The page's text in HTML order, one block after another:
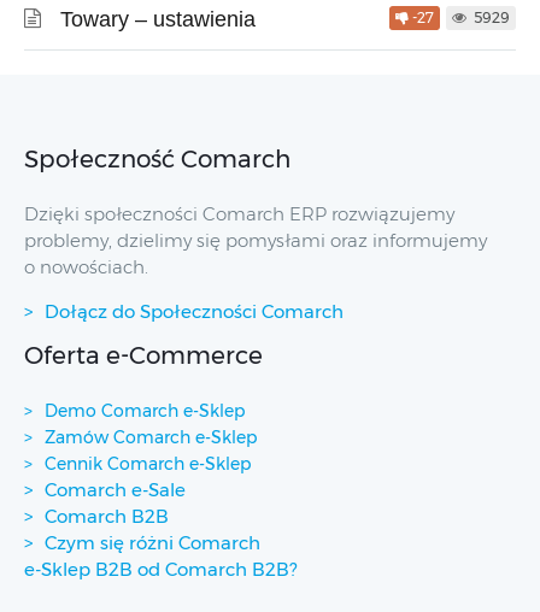
Towary – ustawienia -27 5929
Społeczność Comarch
Dzięki społeczności Comarch ERP rozwiązujemy
problemy, dzielimy się pomysłami oraz informujemy
o nowościach.
Dołącz do Społeczności Comarch
Oferta e-Commerce
Demo Comarch e-Sklep
Zamów Comarch e-Sklep
Cennik Comarch e-Sklep
Comarch e-Sale
Comarch B2B
Czym się różni Comarch
e-Sklep B2B od Comarch B2B?